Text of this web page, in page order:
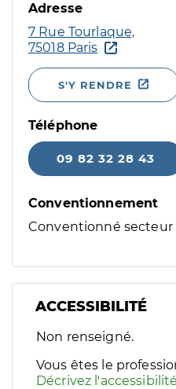
Adresse
7 Rue Tourlaque,
75018 Paris
S'Y RENDRE
Téléphone
09 82 32 28 43
Conventionnement
Conventionné secteur
ACCESSIBILITÉ
Filtres
Sélectionnez un ou
Non renseigné.
Vous êtes le
Décrivez